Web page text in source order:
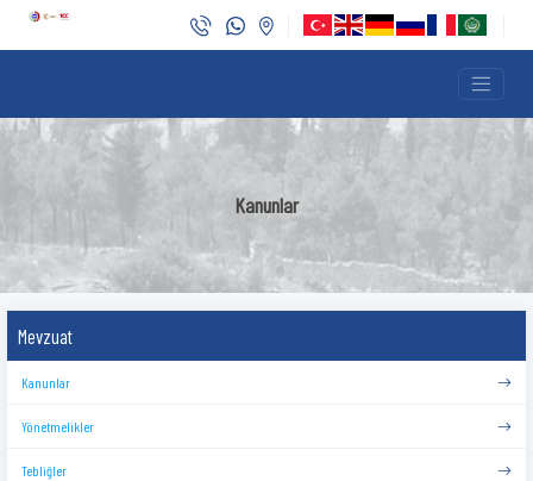
Kanunlar
Mevzuat
Kanunlar
Yönetmelikler
Tebliğler